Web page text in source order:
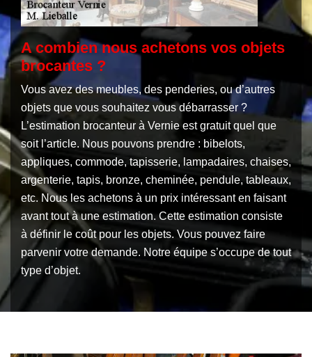
A combien nous achetons vos objets
brocantes ?
Vous avez des meubles, des penderies, ou d’autres
objets que vous souhaitez vous débarrasser ?
L’estimation brocanteur à Vernie est gratuit quel que
soit l’article. Nous pouvons prendre : bibelots,
appliques, commode, tapisserie, lampadaires, chaises,
argenterie, tapis, bronze, cheminée, pendule, tableaux,
etc. Nous les achetons à un prix intéressant en faisant
avant tout à une estimation. Cette estimation consiste
à définir le coût pour les objets. Vous pouvez faire
parvenir votre demande. Notre équipe s’occupe de tout
type d’objet.